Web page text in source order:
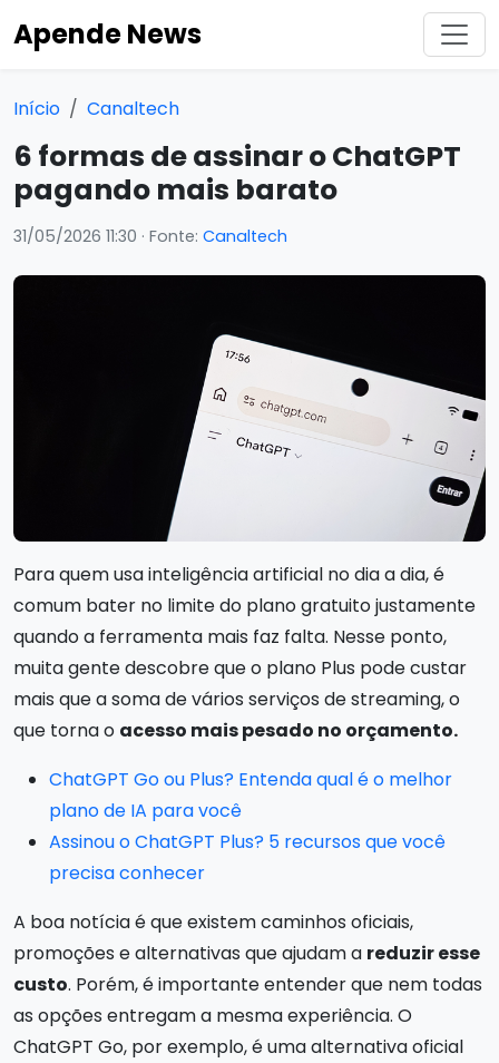
Apende News
Início Canaltech
6 formas de assinar o ChatGPT
pagando mais barato
31/05/2026 11:30 · Fonte: Canaltech
Para quem usa inteligência artificial no dia a dia, é
comum bater no limite do plano gratuito justamente
quando a ferramenta mais faz falta. Nesse ponto,
muita gente descobre que o plano Plus pode custar
mais que a soma de vários serviços de streaming, o
que torna o acesso mais pesado no orçamento.
ChatGPT Go ou Plus? Entenda qual é o melhor
plano de IA para você
Assinou o ChatGPT Plus? 5 recursos que você
precisa conhecer
A boa notícia é que existem caminhos oficiais,
promoções e alternativas que ajudam a reduzir esse
custo. Porém, é importante entender que nem todas
as opções entregam a mesma experiência. O
ChatGPT Go, por exemplo, é uma alternativa oficial